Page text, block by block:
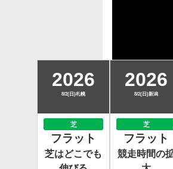
2026
8/2(日)札幌
芝
フラット
芝はどこでも
2026
8/2(日)新潟
芝
フラット
競走時間の